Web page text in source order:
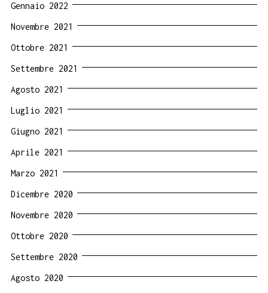
Gennaio 2022
Novembre 2021
Ottobre 2021
Settembre 2021
Agosto 2021
Luglio 2021
Giugno 2021
Aprile 2021
Marzo 2021
Dicembre 2020
Novembre 2020
Ottobre 2020
Settembre 2020
Agosto 2020